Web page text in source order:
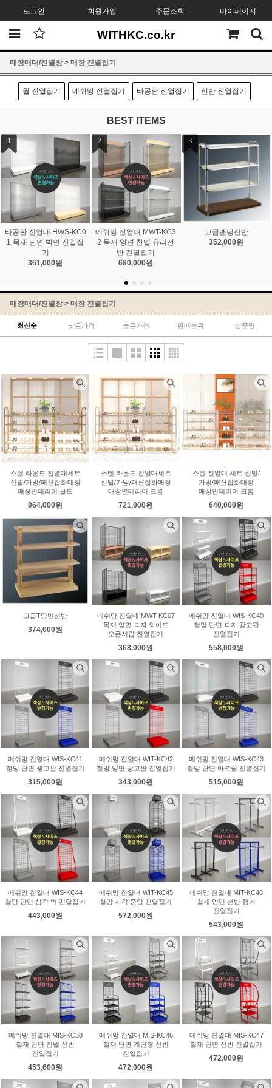
로그인 회원가입 주문조회 마이페이지
WITHKC.co.kr
매장매대/진열장> 매장 진열집기
월 진열집기 메쉬망 진열집기 타공판 진열집기 선반 진열집기
BEST ITEMS
1
타공판 진열대 HWS-KC0
1 목재 단면 벽면 진열집
기
361,000원
2
메쉬망 진열대 MWT-KC3
2 목재 양면 찬넬 유리선
반 진열집기
680,000원
3
고급밴딩선반
352,000원
매장매대/진열장> 매장 진열집기
최신순 낮은가격 높은가격 판매순위 상품명
스텐 라운드 진열대세트
신발/가방/패션잡화매장
매장인테리어 골드
964,000원
스텐 라운드 진열대세트
신발/가방/패션잡화매장
매장인테리어 크롬
721,000원
스텐 진열대 세트 신발/
가방/패션잡화매장
매장인테리어 크롬
640,000원
고급T양면선반
374,000원
메쉬망 진열대 MWT-KC07
목재 양면 ㄷ자 와이드
오픈서랍 진열집기
368,000원
메쉬망 진열대 WIS-KC40
철망 단면 ㄷ자 광고판
진열집기
558,000원
메쉬망 진열대 WIS-KC41
철망 단면 광고판 진열집기
315,000원
메쉬망 진열대 WIT-KC42
철망 양면 광고판 진열집기
343,000원
메쉬망 진열대 WIS-KC43
철망 단면 아크릴 진열집기
515,000원
메쉬망 진열대 WIS-KC44
철망 단면 삼각 벽 진열집기
443,000원
메쉬망 진열대 WIT-KC45
철망 사각 중앙 진열집기
572,000원
메쉬망 진열대 MIT-KC48
철재 양면 선반 행거
진열집기
543,000원
메쉬망 진열대 MIS-KC38
철재 단면 찬넬 선반
진열집기
453,600원
메쉬망 진열대 MIS-KC46
철재 단면 계단형 선반
진열집기
472,000원
메쉬망 진열대 MIS-KC47
철재 단면 선반 진열집기
472,000원